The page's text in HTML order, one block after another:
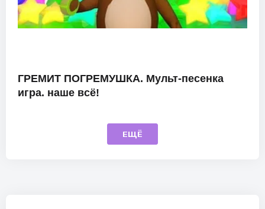
ГРЕМИТ ПОГРЕМУШКА. Мульт-песенка
игра. наше всё!
ЕЩЁ